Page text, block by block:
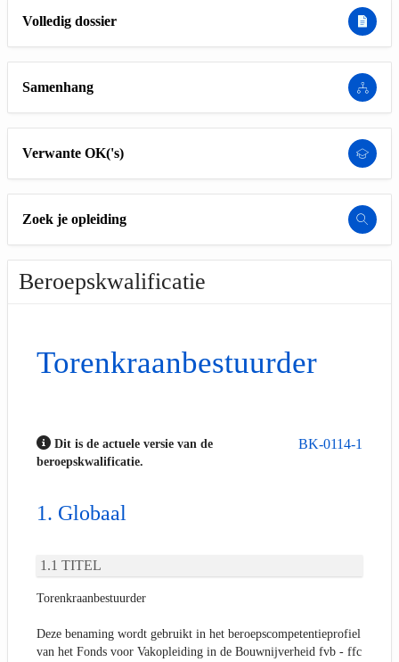
Volledig dossier
Samenhang
Verwante OK('s)
Zoek je opleiding
Beroepskwalificatie
Torenkraanbestuurder
BK-0114-1
Dit is de actuele versie van de
beroepskwalificatie.
Globaal
TITEL
Torenkraanbestuurder
Deze benaming wordt gebruikt in het beroepscompetentieprofiel
van het Fonds voor Vakopleiding in de Bouwnijverheid fvb - ffc